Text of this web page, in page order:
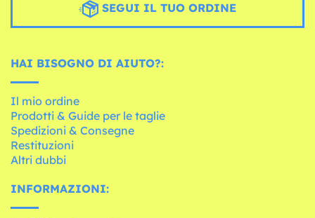
SEGUI IL TUO ORDINE
HAI BISOGNO DI AIUTO?:
Il mio ordine
Prodotti & Guide per le taglie
Spedizioni & Consegne
Restituzioni
Altri dubbi
INFORMAZIONI: